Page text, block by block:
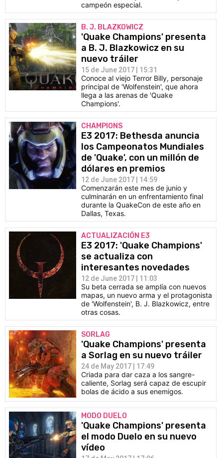
campeón especial.
B. J. BLAZKOWICZ
'Quake Champions' presenta
a B. J. Blazkowicz en su
nuevo tráiler
15 de June 2017 | 15:31
Conoce al viejo Terror Billy, personaje
principal de 'Wolfenstein', que ahora
llega a las arenas de 'Quake
Champions'.
CHAMPIONS
E3 2017: Bethesda anuncia
los Campeonatos Mundiales
de 'Quake', con un millón de
dólares en premios
12 de June 2017 | 14:59
Comenzarán este mes de junio y
culminarán en un enfrentamiento final
durante la QuakeCon de este año en
Dallas, Texas.
ACTUALIZACIÓN E3
E3 2017: 'Quake Champions'
se actualiza con
interesantes novedades
12 de June 2017 | 11:03
Su beta cerrada se amplía con nuevos
mapas, un nuevo arma y el protagonista
de 'Wolfenstein', B. J. Blazkowicz, entre
otras cosas.
SORLAG
'Quake Champions' presenta
a Sorlag en su nuevo tráiler
24 de May 2017 | 17:49
Criada para dar caza a los sangre-
caliente, Sorlag será capaz de escupir
bolas de ácido a sus enemigos.
MODO DUELO
'Quake Champions' presenta
el modo Duelo en su nuevo
vídeo